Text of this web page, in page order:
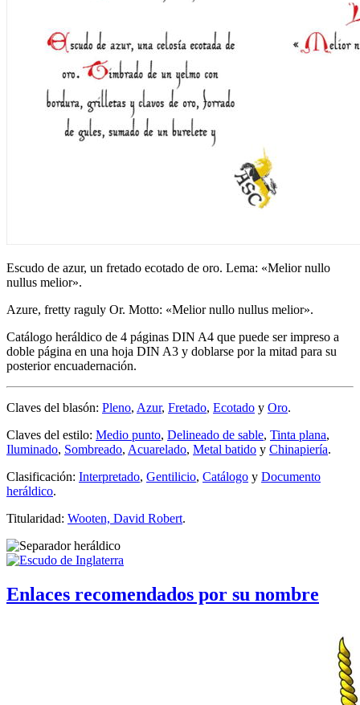
Escudo de azur, un fretado ecotado de oro. Lema: «Melior nullo
nullus melior».
Azure, fretty raguly Or. Motto: «Melior nullo nullus melior».
Catálogo heráldico de 4 páginas DIN A4 que puede ser impreso a
doble página en una hoja DIN A3 y doblarse por la mitad para su
posterior encuadernación.
Claves del blasón: Pleno, Azur, Fretado, Ecotado y Oro.
Claves del estilo: Medio punto, Delineado de sable, Tinta plana,
Iluminado, Sombreado, Acuarelado, Metal batido y Chinapiería.
Clasificación: Interpretado, Gentilicio, Catálogo y Documento
heráldico.
Titularidad: Wooten, David Robert.
Enlaces recomendados por su nombre